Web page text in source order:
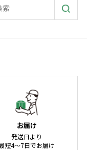
お届け
発送日より
短4～7日でお届け